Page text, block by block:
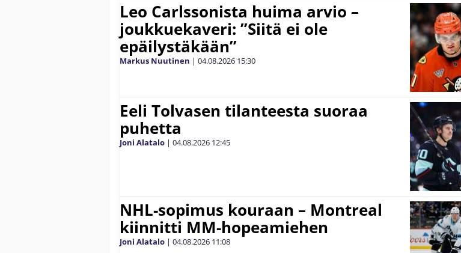
Leo Carlssonista huima arvio –
joukkuekaveri: ”Siitä ei ole
epäilystäkään”
Markus Nuutinen | 04.08.2026 15:30
Eeli Tolvasen tilanteesta suoraa
puhetta
Joni Alatalo | 04.08.2026 12:45
NHL-sopimus kouraan – Montreal
kiinnitti MM-hopeamiehen
Joni Alatalo | 04.08.2026 11:08